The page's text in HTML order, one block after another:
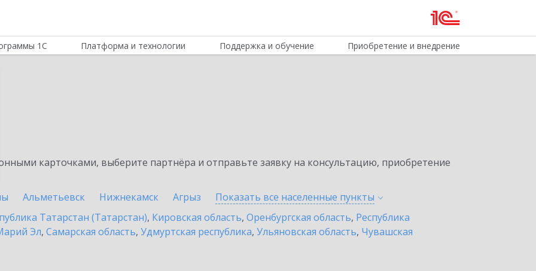
1С Платформа и технологии Поддержка и обучение Приобретение и внедрение
карточками, выберите партнёра и отправьте заявку на консультацию, приобретение
Альметьевск Нижнекамск Агрыз Показать все населенные пункты
Татарстан (Татарстан), Кировская область, Оренбургская область, Республика
Эл, Самарская область, Удмуртская республика, Ульяновская область, Чувашская